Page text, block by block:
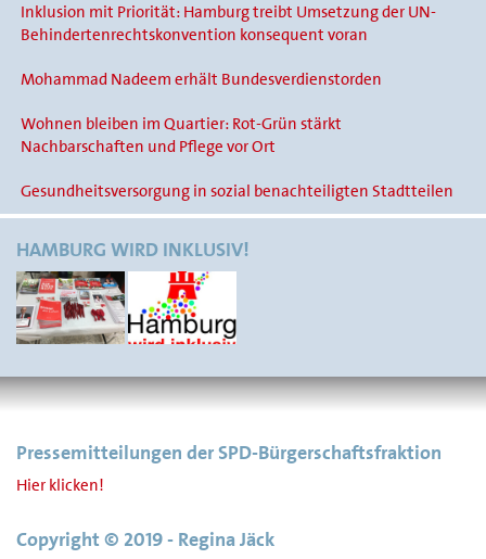
Inklusion mit Priorität: Hamburg treibt Umsetzung der UN-
Behindertenrechtskonvention konsequent voran
Mohammad Nadeem erhält Bundesverdienstorden
Wohnen bleiben im Quartier: Rot-Grün stärkt
Nachbarschaften und Pflege vor Ort
Gesundheitsversorgung in sozial benachteiligten Stadtteilen
HAMBURG WIRD INKLUSIV!
Pressemitteilungen der SPD-Bürgerschaftsfraktion
Hier klicken!
Copyright © 2019 - Regina Jäck